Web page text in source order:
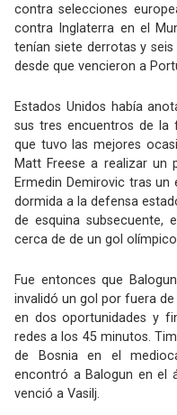
contra selecciones
contra Inglaterra en el
tenían siete derrotas y
desde que vencieron a
Estados Unidos había
sus tres encuentros de la
que tuvo las mejores
Matt Freese a realizar un
Ermedin Demirovic tras
dormida a la defensa
de esquina subsecuente,
cerca de de un gol
Fue entonces que
invalidó un gol por fuera
en dos oportunidades y
redes a los 45 minutos.
de Bosnia en el
encontró a Balogun en el
venció a Vasilj.